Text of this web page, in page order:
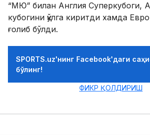
“МЮ” билан Англия Суперкубоги,
кубогини қўлга киритди хамда
ғолиб бўлди.
SPORTS.uz'нинг Facebook'даги
бўлинг!
ФИКР ҚОЛДИРИШ